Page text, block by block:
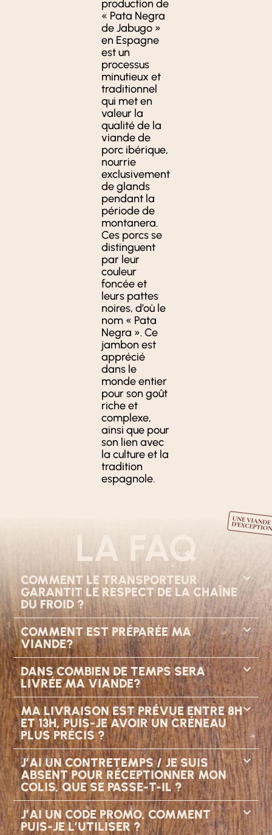
production de
« Pata Negra
de Jabugo »
en Espagne
est un
processus
minutieux et
traditionnel
qui met en
valeur la
qualité de la
viande de
porc ibérique,
nourrie
exclusivement
de glands
pendant la
période de
montanera.
Ces porcs se
distinguent
par leur
couleur
foncée et
leurs pattes
noires, d’où le
nom « Pata
Negra ». Ce
jambon est
apprécié
dans le
monde entier
pour son goût
riche et
complexe,
ainsi que pour
son lien avec
la culture et la
tradition
espagnole.
LA FAQ
COMMENT LE TRANSPORTEUR
GARANTIT LE RESPECT DE LA CHAÎNE
DU FROID ?
COMMENT EST PRÉPARÉE MA
VIANDE?
DANS COMBIEN DE TEMPS SERA
LIVRÉE MA VIANDE?
MA LIVRAISON EST PRÉVUE ENTRE 8H
ET 13H, PUIS-JE AVOIR UN CRÉNEAU
PLUS PRÉCIS ?
J’AI UN CONTRETEMPS / JE SUIS
ABSENT POUR RÉCEPTIONNER MON
COLIS, QUE SE PASSE-T-IL ?
J’AI UN CODE PROMO, COMMENT
PUIS-JE L’UTILISER ?